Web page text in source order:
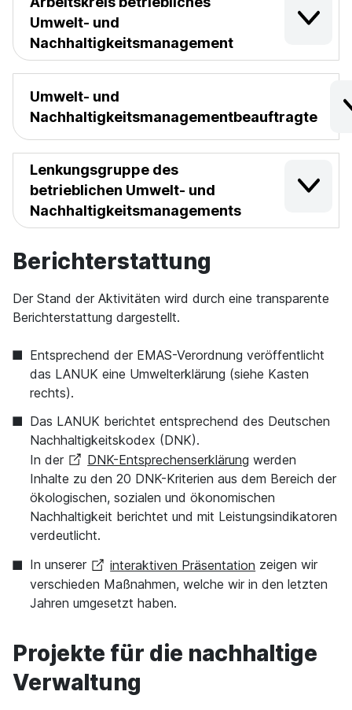
Umwelt- und
Nachhaltigkeitsmanagement
Umwelt- und
Nachhaltigkeitsmanagementbeauftragte
Lenkungsgruppe des
betrieblichen Umwelt- und
Nachhaltigkeitsmanagements
Berichterstattung
Der Stand der Aktivitäten wird durch eine transparente
Berichterstattung dargestellt.
Entsprechend der EMAS-Verordnung veröffentlicht
das LANUK eine Umwelterklärung (siehe Kasten
rechts).
Das LANUK berichtet entsprechend des Deutschen
Nachhaltigkeitskodex (DNK).
In der
DNK-Entsprechenserklärung werden
Inhalte zu den 20 DNK-Kriterien aus dem Bereich der
ökologischen, sozialen und ökonomischen
Nachhaltigkeit berichtet und mit Leistungsindikatoren
verdeutlicht.
In unserer
interaktiven Präsentation zeigen wir
verschieden Maßnahmen, welche wir in den letzten
Jahren umgesetzt haben.
Projekte für die nachhaltige
Verwaltung